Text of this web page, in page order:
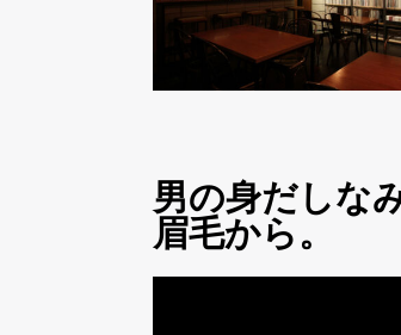
男の身だしな
眉毛から。